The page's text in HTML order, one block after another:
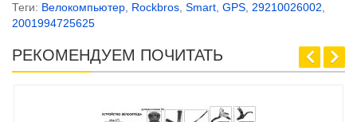
Теги: Велокомпьютер, Rockbros, Smart, GPS, 29210026002,
2001994725625
РЕКОМЕНДУЕМ ПОЧИТАТЬ